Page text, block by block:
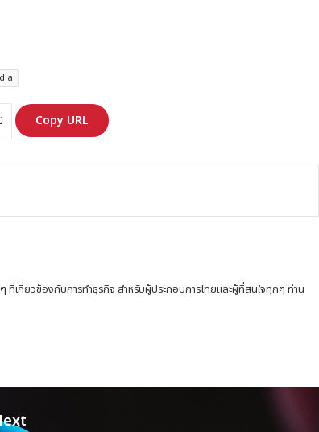
Copy URL
กี่ยวข้องกับการทำธุรกิจ สำหรับผู้ประกอบการไทยและผู้ที่สนใจทุกๆ ท่าน